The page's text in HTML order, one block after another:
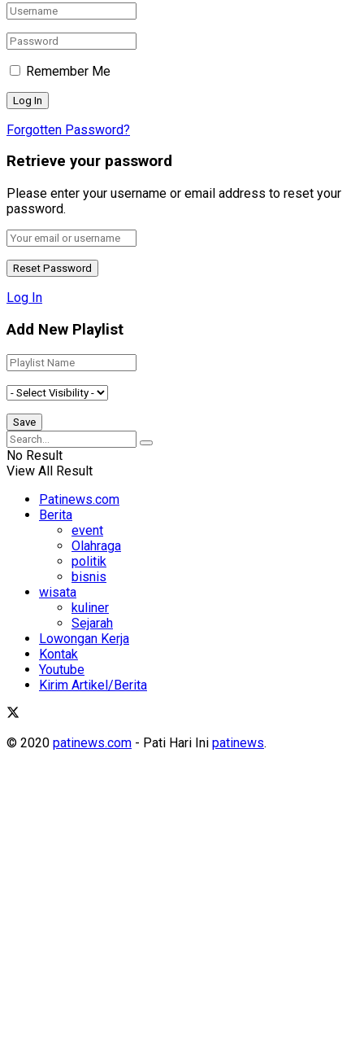
Remember Me
Forgotten Password?
Retrieve your password
Please enter your username or email address to reset your
password.
Log In
Add New Playlist
No Result
View All Result
Patinews.com
Berita
event
Olahraga
politik
bisnis
wisata
kuliner
Sejarah
Lowongan Kerja
Kontak
Youtube
Kirim Artikel/Berita
© 2020 patinews.com - Pati Hari Ini patinews.